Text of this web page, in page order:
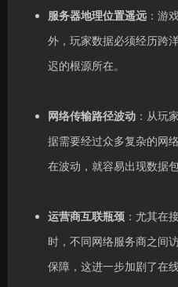
服务器地理位置遥远：游
外，玩家数据必须经历跨
迟的根源所在。
网络传输路径波动：从玩
据需要经过众多复杂的网
在波动，就容易出现数据
运营商互联瓶颈：尤其在
时，不同网络服务商之间
保障，这进一步加剧了在